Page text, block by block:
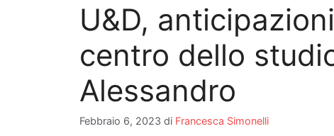
U&D,
centro dello
Alessandro
Febbraio 6, 2023 di Francesca Simonelli